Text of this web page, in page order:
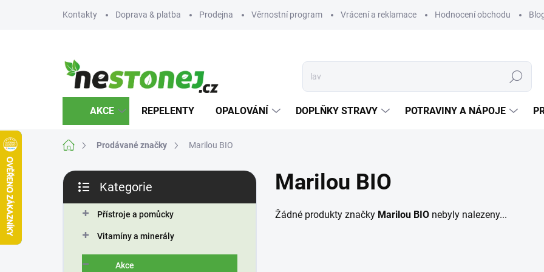
Kontakty Doprava & platba Prodejna Věrnostní program Vrácení a reklamace Hodnocení obchodu
Hledat
AKCE REPELENTY OPALOVÁNÍ DOPLŇKY STRAVY POTRAVINY A NÁPOJE
Domů Prodávané značky Marilou BIO
P
s
kategorie
Kategorie
Přístroje a pomůcky
Vitamíny a minerály
Akce
Marilou BIO
Žádné produkty značky Marilou BIO nebyly nalezeny...